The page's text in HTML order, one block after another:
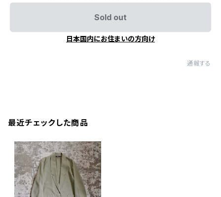
Sold out
日本国内にお住まいの方向け
通報する
最近チェックした商品